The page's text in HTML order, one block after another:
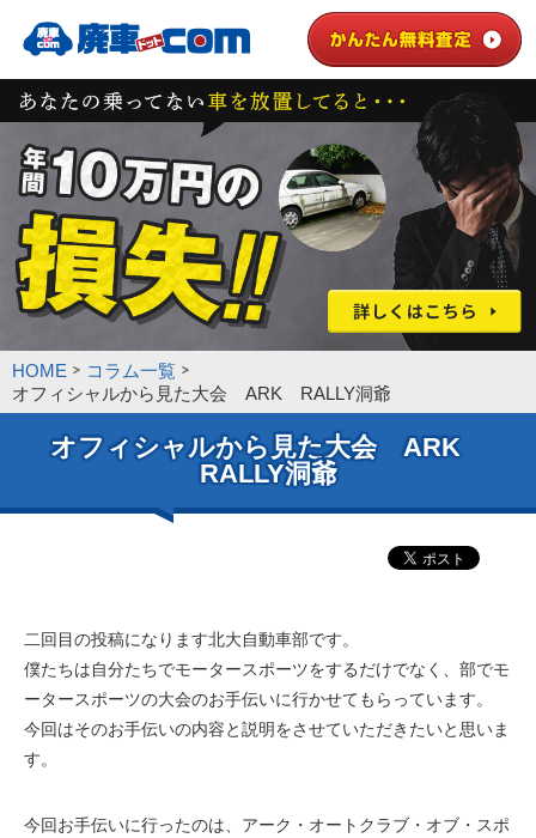
HOME
コラム一覧
オフィシャルから見た大会 ARK RALLY洞爺
オフィシャルから見た大会 ARK
RALLY洞爺
二回目の投稿になります北大自動車部です。
僕たちは自分たちでモータースポーツをするだけでなく、部でモ
ータースポーツの大会のお手伝いに行かせてもらっています。
今回はそのお手伝いの内容と説明をさせていただきたいと思いま
す。
今回お手伝いに行ったのは、アーク・オートクラブ・オブ・スポ